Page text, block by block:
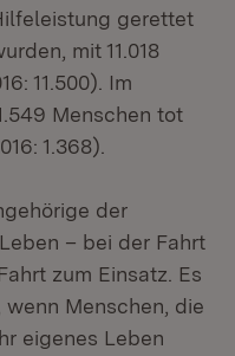
gerettet
mit 11.018
11.500). Im
Menschen tot
1.368).
der
– bei der Fahrt
zum Einsatz. Es
Menschen, die
eigenes Leben